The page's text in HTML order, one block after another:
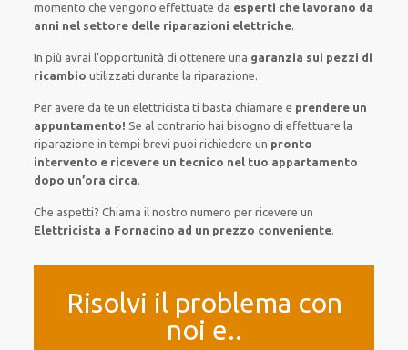
momento che vengono effettuate da esperti che lavorano da
anni nel settore delle riparazioni elettriche.
In più avrai l’opportunità diottenere una garanzia sui pezzi di
ricambioutilizzati durante la riparazione.
Per avereda te un elettricistati basta chiamare e prendere un
appuntamento! Se al contrario hai bisogno dieffettuare la
riparazione in tempi brevi puoi richiedere un pronto
intervento e ricevere un tecnico nel tuo appartamento
dopo un’ora circa.
Che aspetti? Chiama il nostro numero per ricevere un
Elettricista a Fornacino ad un prezzo conveniente.
Risolvi il problema con
noi e..